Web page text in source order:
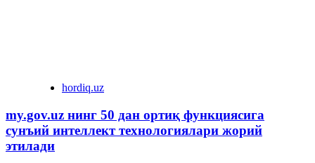
hordiq.uz
my.gov.uz нинг 50 дан ортиқ функциясига
сунъий интеллект технологиялари жорий
этилади